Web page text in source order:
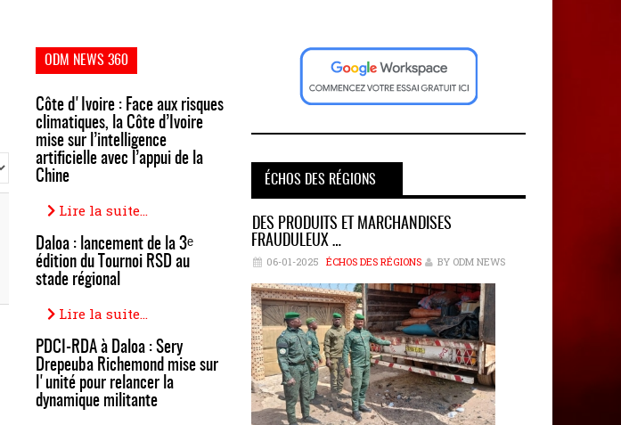
ODM NEWS 360
Côte d'Ivoire : Face aux risques
climatiques, la Côte d’Ivoire
mise sur l’intelligence
artificielle avec l’appui de la
Chine
Lire la suite...
Daloa : lancement de la 3ᵉ
édition du Tournoi RSD au
stade régional
Lire la suite...
PDCI-RDA à Daloa : Sery
Drepeuba Richemond mise sur
l'unité pour relancer la
dynamique militante
ÉCHOS DES RÉGIONS
DES PRODUITS ET MARCHANDISES
FRAUDULEUX …
06-01-2025 ÉCHOS DES RÉGIONS BY ODM NEWS